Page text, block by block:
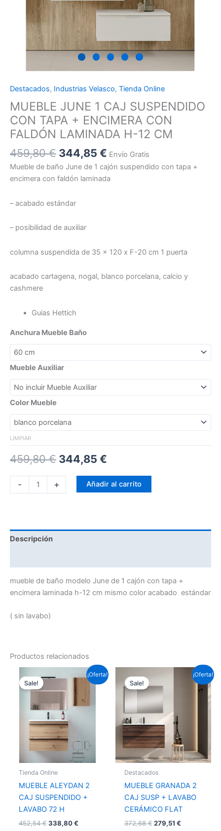
Destacados, Industrias Velasco, Tienda Online
MUEBLE JUNE 1 CAJ SUSPENDIDO
CON TAPA + ENCIMERA CON
FALDÓN LAMINADA H-12 CM
459,80€ 344,85 € Envío Gratis
Mueble de baño June de 1 cajón suspendido con tapa +
encimera con faldón laminada
– acabado estándar
– posibilidad de auxiliar
columna suspendida de 35 x 120 x F-20 cm 1 puerta
acabado cartagena, nogal, blanco porcelana, calcio y
cashmere
Guias Hettich
Anchura Mueble Baño
Mueble Auxiliar
Color Mueble
LIMPIAR
459,80€ 344,85 €
-
LAMINADA
cantidad
+ Añadir al carrito
Descripción
mueble de baño modelo June de 1 cajón con tapa +
encimera laminada h-12 cm mismo color acabado estándar
( sin lavabo)
Productos relacionados
¡Oferta!
Sale!
Tienda Online
MUEBLE ALEYDAN 2
CAJ SUSPENDIDO +
LAVABO 72 H
452,54€ 338,80€
Este
producto
múltiples
variantes.
opciones
¡Oferta!
Sale!
Destacados
MUEBLE GRANADA 2
CAJ SUSP + LAVABO
CERÁMICO FLAT
372,68€ 279,51 €
Este
tiene
se